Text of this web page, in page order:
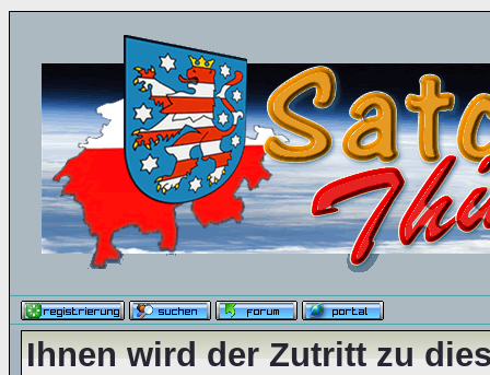
Ihnen wird der Zutritt zu